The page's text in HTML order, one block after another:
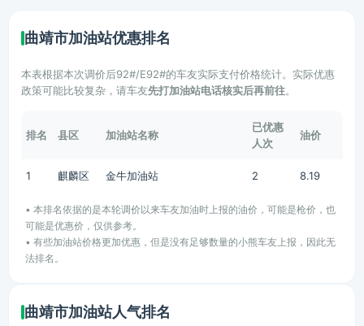
曲靖市加油站优惠排名
本表根据本次调价后92#/E92#的车友实际支付价格统计。实际优惠
政策可能比较复杂，请车友先打加油站电话核实后再前往。
排名 县区 加油站名称
已优惠
人次
油价
1 麒麟区 金牛加油站 2 8.19
• 本排名依据的是本轮调价以来车友加油时上报的油价，可能是枪价，也
可能是优惠价，仅供参考。
• 有些加油站价格更加优惠，但是没有足够数量的小熊车友上报，因此无
法排名。
曲靖市加油站人气排名